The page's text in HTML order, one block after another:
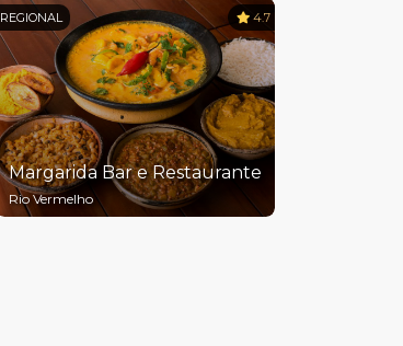
REGIONAL 4.7
Margarida Bar e Restaurante
Rio Vermelho